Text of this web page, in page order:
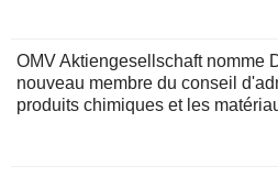
OMV Aktiengesellschaft nomme
nouveau membre du conseil
produits chimiques et les